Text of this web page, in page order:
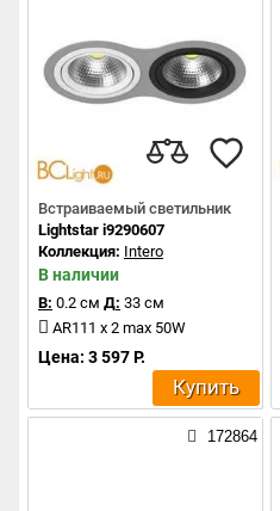
Встраиваемый светильник
Lightstar i9290607
Коллекция: Intero
В наличии
В: 0.2 см Д: 33 см
AR111 x 2 max 50W
Цена: 3 597 Р.
Купить
172864